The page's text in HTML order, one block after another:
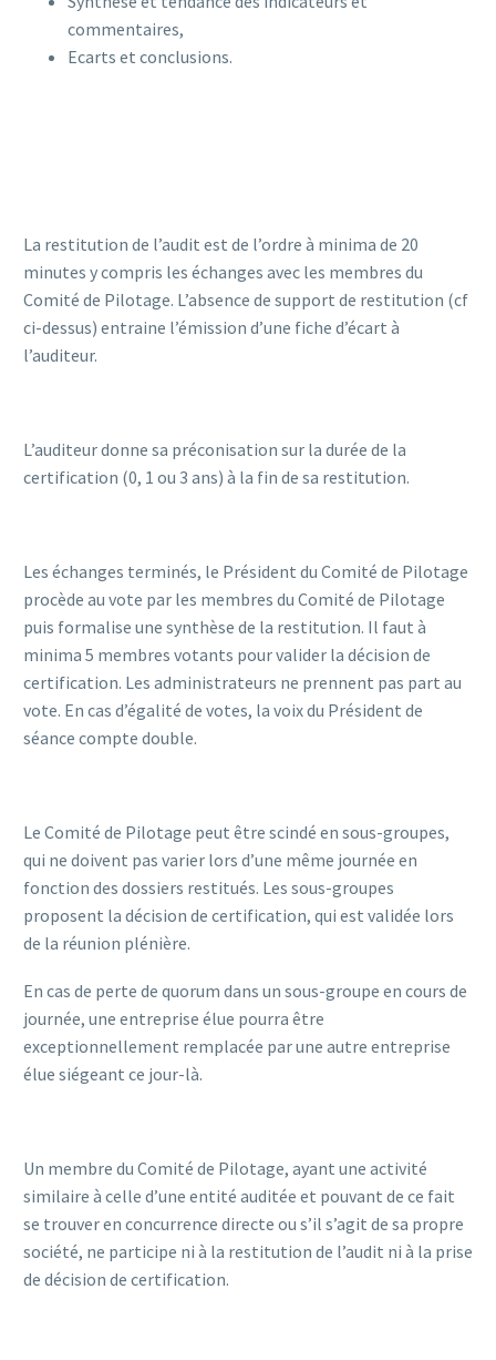
commentaires,
Ecarts et conclusions.
La restitution de l’audit est de l’ordre à minima de 20
minutes y compris les échanges avec les membres du
Comité de Pilotage. L’absence de support de restitution (cf
ci-dessus) entraine l’émission d’une fiche d’écart à
l’auditeur.
L’auditeur donne sa préconisation sur la durée de la
certification (0, 1 ou 3 ans) à la fin de sa restitution.
Les échanges terminés, le Président du Comité de Pilotage
procède au vote par les membres du Comité de Pilotage
puis formalise une synthèse de la restitution. Il faut à
minima 5 membres votants pour valider la décision de
certification. Les administrateurs ne prennent pas part au
vote. En cas d’égalité de votes, la voix du Président de
séance compte double.
Le Comité de Pilotage peut être scindé en sous-groupes,
qui ne doivent pas varier lors d’une même journée en
fonction des dossiers restitués. Les sous-groupes
proposent la décision de certification, qui est validée lors
de la réunion plénière.
En cas de perte de quorum dans un sous-groupe en cours de
journée, une entreprise élue pourra être
exceptionnellement remplacée par une autre entreprise
élue siégeant ce jour-là.
Un membre du Comité de Pilotage, ayant une activité
similaire à celle d’une entité auditée et pouvant de ce fait
se trouver en concurrence directe ou s’il s’agit de sa propre
société, ne participe ni à la restitution de l’audit ni à la prise
de décision de certification.